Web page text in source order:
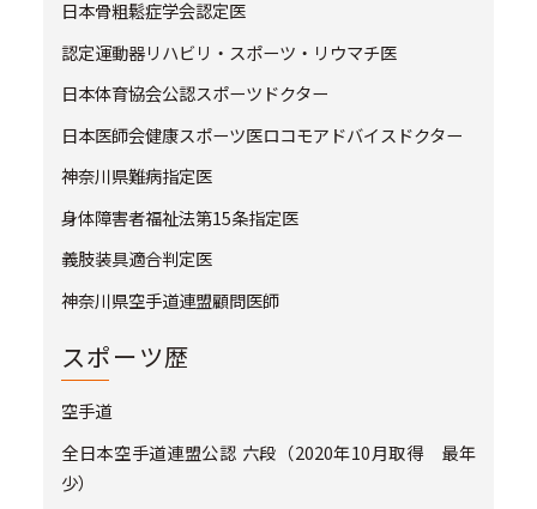
日本骨粗鬆症学会認定医
認定運動器リハビリ・スポーツ・リウマチ医
日本体育協会公認スポーツドクター
日本医師会健康スポーツ医ロコモアドバイスドクター
神奈川県難病指定医
身体障害者福祉法第15条指定医
義肢装具適合判定医
神奈川県空手道連盟顧問医師
スポーツ歴
空手道
全日本空手道連盟公認 六段（2020年10月取得 最年
少）